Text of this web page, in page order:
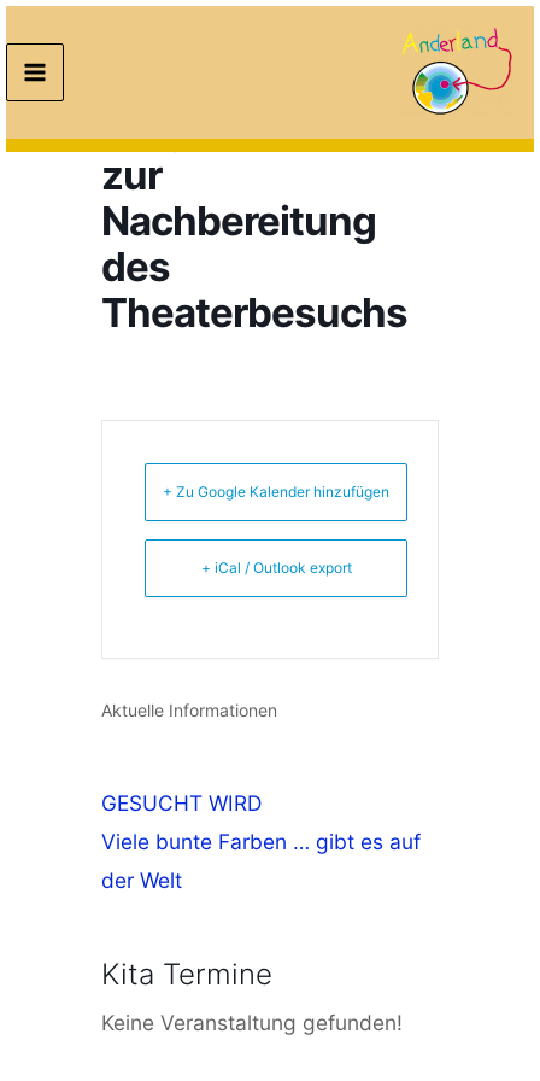
springen
Workshop für die
Bergkristallkinder
zur
Nachbereitung
des
Theaterbesuchs
+ Zu Google Kalender hinzufügen
+ iCal / Outlook export
Aktuelle Informationen
GESUCHT WIRD
Viele bunte Farben … gibt es auf
der Welt
Kita Termine
Keine Veranstaltung gefunden!